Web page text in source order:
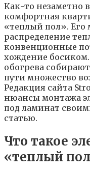
Как-то незаметно
комфортная
«теплый пол». Его
распределение
конвенционные
хождение
обогрева
пути множество
Редакция сайта
нюансы монтажа
под ламинат
статью.
Что такое
«теплый